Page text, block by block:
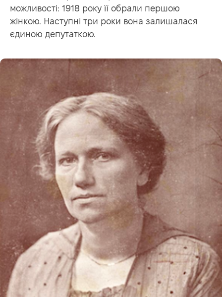
можливості: 1918 року її обрали першою
жінкою. Наступні три роки вона залишалася
єдиною депутаткою.